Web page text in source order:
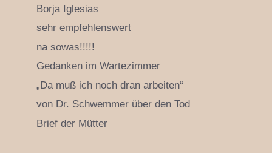
Borja Iglesias
sehr empfehlenswert
na sowas!!!!!
Gedanken im Wartezimmer
„Da muß ich noch dran arbeiten“
von Dr. Schwemmer über den Tod
Brief der Mütter